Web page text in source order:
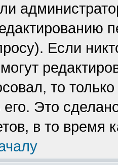
Если
то
его. Это
в то время